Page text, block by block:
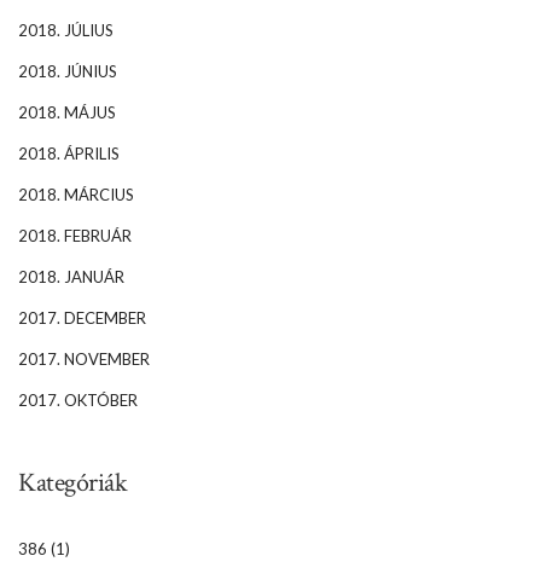
2018. JÚLIUS
2018. JÚNIUS
2018. MÁJUS
2018. ÁPRILIS
2018. MÁRCIUS
2018. FEBRUÁR
2018. JANUÁR
2017. DECEMBER
2017. NOVEMBER
2017. OKTÓBER
Kategóriák
386 (1)